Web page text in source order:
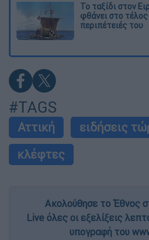
Το ταξίδι στον
φθάνει στο
περιπέτειές του
#TAGS
Αττική ειδήσεις
κλέφτες
Ακολούθησε το Έθνος
Live όλες οι εξελίξεις
υπογραφή του